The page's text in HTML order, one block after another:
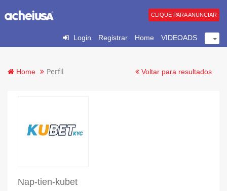
Login Registrar Home VIDEOADS
CLIQUE PARA ANUNCIAR
Home Perfil Voltar para resultados
Nap-tien-kubet